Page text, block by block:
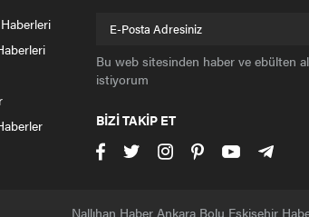
Bu web sitesinden haber ve ebülten
istiyorum
BİZİ TAKİP ET
Nallıhan Haber Ankara Bolu Eskişehir